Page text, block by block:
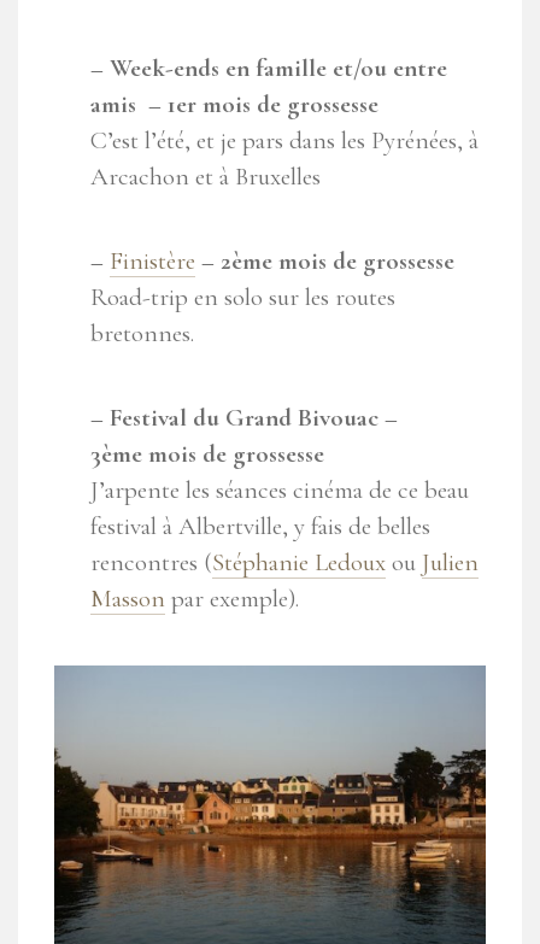
– Week-ends en famille et/ou entre
amis – 1er mois de grossesse
C’est l’été, et je pars dans les Pyrénées, à
Arcachon et à Bruxelles
– Finistère – 2ème mois de grossesse
Road-trip en solo sur les routes
bretonnes.
– Festival du Grand Bivouac –
3ème mois de grossesse
J’arpente les séances cinéma de ce beau
festival à Albertville, y fais de belles
rencontres (Stéphanie Ledoux ou Julien
Masson par exemple).